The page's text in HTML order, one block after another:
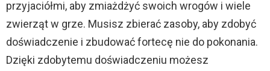
przyjaciółmi, aby zmiażdżyć swoich wrogów i wiele
zwierząt w grze. Musisz zbierać zasoby, aby zdobyć
doświadczenie i zbudować fortecę nie do pokonania.
Dzięki zdobytemu doświadczeniu możesz